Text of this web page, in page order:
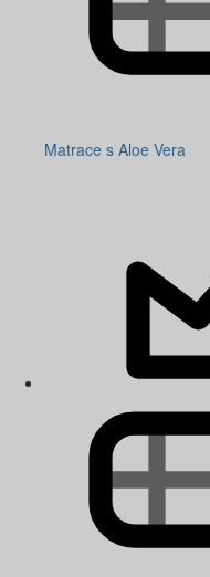
Matrace s Aloe Vera